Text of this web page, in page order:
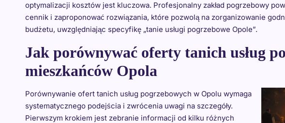
optymalizacji kosztów jest kluczowa. Profesjonalny zakład pogrzebowy
cennik i zaproponować rozwiązania, które pozwolą na zorganizowanie
budżetu, uwzględniając specyfikę „tanie usługi pogrzebowe Opole”.
Jak porównywać oferty tanich usług
mieszkańców Opola
Porównywanie ofert tanich usług pogrzebowych w Opolu wymaga
systematycznego podejścia i zwrócenia uwagi na szczegóły.
Pierwszym krokiem jest zebranie informacji od kilku różnych